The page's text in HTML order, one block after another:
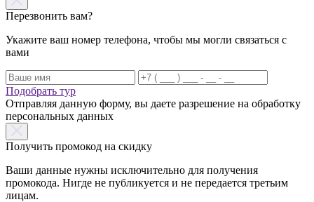
Перезвонить вам?
Укажите ваш номер телефона, чтобы мы могли связаться с
вами
Подобрать тур
Отправляя данную форму, вы даете разрешение на обработку
персональных данных
Получить промокод на скидку
Ваши данные нужны исключительно для получения
промокода. Нигде не публикуется и не передается третьим
лицам.